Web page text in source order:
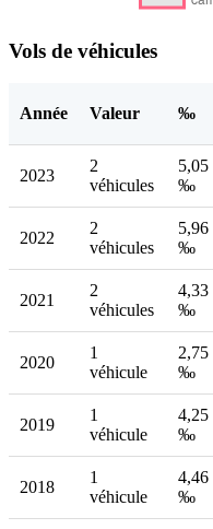
Vols de véhicules
Année Valeur ‰
2023
2
véhicules
5,05
‰
2022
2
véhicules
5,96
‰
2021
2
véhicules
4,33
‰
2020
1
véhicule
2,75
‰
2019
1
véhicule
4,25
‰
2018
1
véhicule
4,46
‰